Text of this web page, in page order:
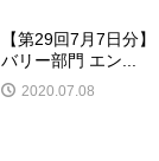
【第29回7月7日分
バリー部門 エン...
2020.07.08